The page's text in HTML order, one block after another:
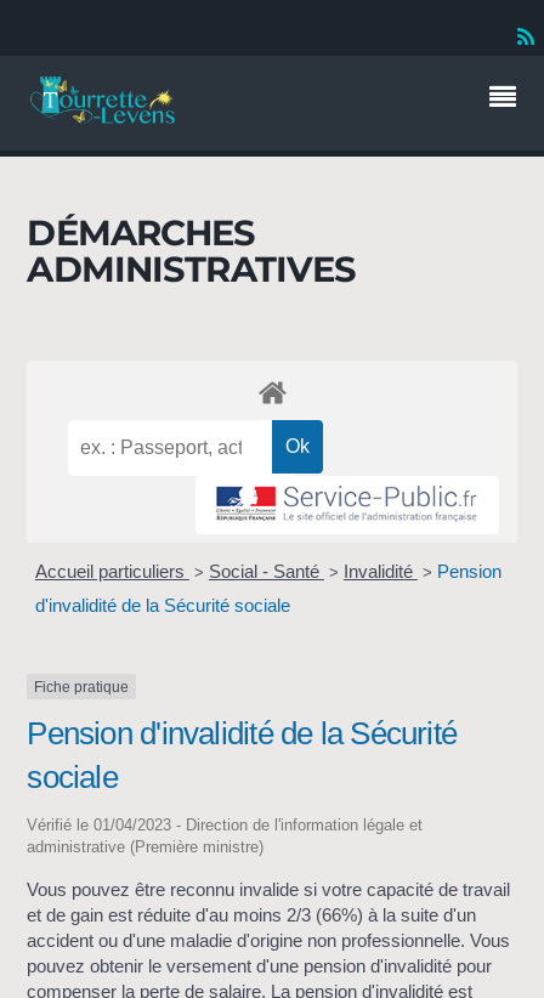
DÉMARCHES
ADMINISTRATIVES
Accueil particuliers > Social - Santé > Invalidité > Pension
d'invalidité de la Sécurité sociale
Fiche pratique
Pension d'invalidité de la Sécurité
sociale
Vérifié le 01/04/2023 - Direction de l'information légale et
administrative (Première ministre)
Vous pouvez être reconnu invalide si votre capacité de travail
et de gain est réduite d'au moins 2/3 (66%) à la suite d'un
accident ou d'une maladie d'origine non professionnelle. Vous
pouvez obtenir le versement d'une pension d'invalidité pour
compenser la perte de salaire. La pension d'invalidité est